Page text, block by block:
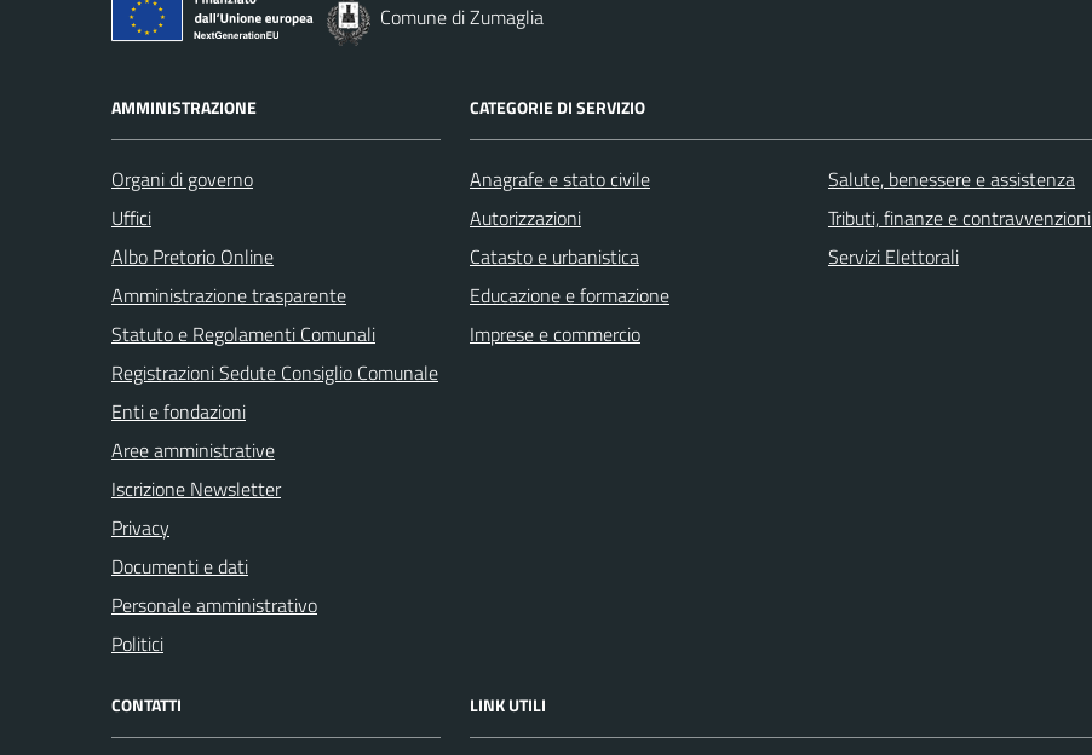
Comune di Zumaglia
AMMINISTRAZIONE
Organi di governo
Uffici
Albo Pretorio Online
Amministrazione trasparente
Statuto e Regolamenti Comunali
Registrazioni Sedute Consiglio Comunale
Enti e fondazioni
Aree amministrative
Iscrizione Newsletter
Privacy
Documenti e dati
Personale amministrativo
Politici
CATEGORIE DI SERVIZIO
Anagrafe e stato civile
Autorizzazioni
Catasto e urbanistica
Educazione e formazione
Imprese e commercio
Salute, benessere e assistenza
Tributi, finanze e contravvenzioni
Servizi Elettorali
CONTATTI LINK UTILI